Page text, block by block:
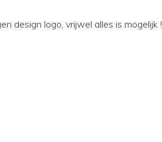
design logo, vrijwel alles is mogelijk !